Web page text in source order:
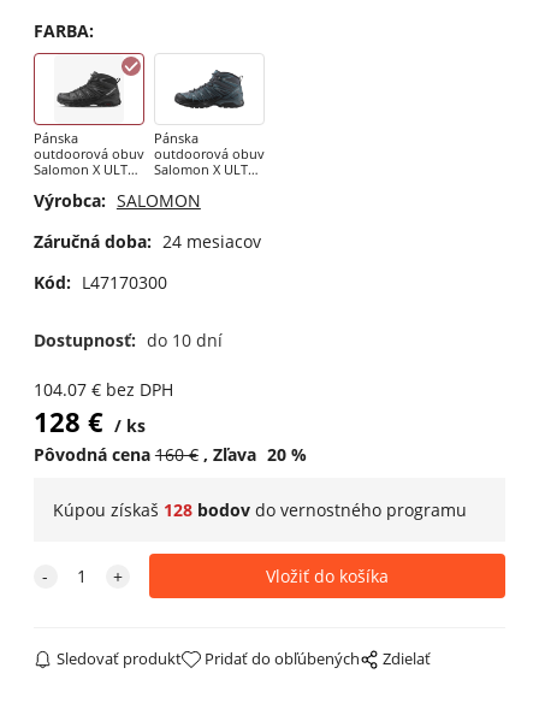
FARBA:
Pánska
outdoorová obuv
Salomon X ULTRA
GTX black
Pánska
outdoorová obuv
Salomon X ULTRA
GTX Ebony / Star
Výrobca: SALOMON
Záručná doba: 24 mesiacov
Kód: L47170300
Dostupnosť: do 10 dní
104.07€ bez DPH
128 €
ks
Pôvodná cena 160€ Zľava 20%
Kúpou získaš 128bodovdo vernostného programu
Sledovať produkt Pridať do obľúbených Zdielať